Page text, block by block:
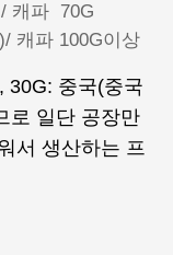
캐파 70G
캐파 100G이상
30G: 중국(중국
로 일단 공장만
서 생산하는 프